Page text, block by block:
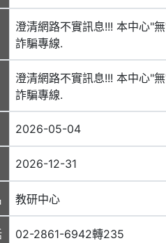
澄清網路不實訊息!!! 本中心"
詐騙專線.
澄清網路不實訊息!!! 本中心"
詐騙專線.
2026-05-04
2026-12-31
教研中心
02-2861-6942轉235